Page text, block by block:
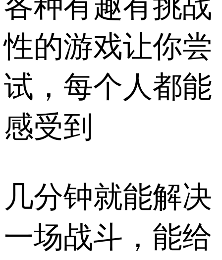
性的游戏让你尝
试，每个人都能
感受到
几分钟就能解决
一场战斗，能给